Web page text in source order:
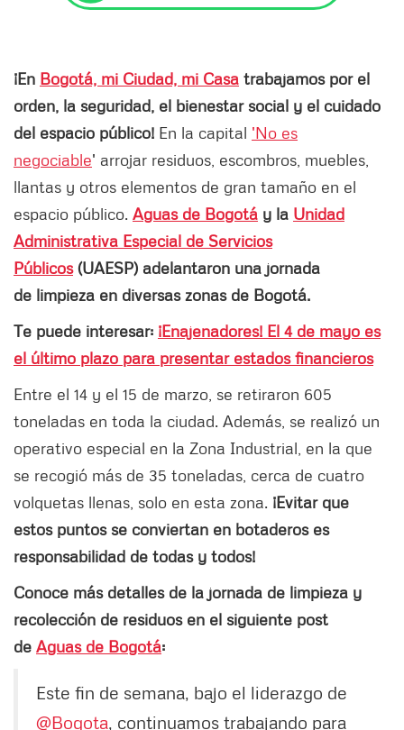
¡En Bogotá, mi Ciudad, mi Casa trabajamos por el
orden, la seguridad, el bienestar social y el cuidado
del espacio público! En la capital 'No es
negociable' arrojar residuos, escombros, muebles,
llantas y otros elementos de gran tamaño en el
espacio público. Aguas de Bogotá y la Unidad
Administrativa Especial de Servicios
Públicos(UAESP) adelantaron una jornada
de limpieza en diversas zonas de Bogotá.
Te puede interesar: ¡Enajenadores! El 4 de mayo es
el último plazo para presentar estados financieros
Entre el 14 y el 15 de marzo, se retiraron 605
toneladas en toda la ciudad. Además, se realizó un
operativo especial en la Zona Industrial, en la que
se recogió más de 35 toneladas, cerca de cuatro
volquetas llenas, solo en esta zona. ¡Evitar que
estos puntos se conviertan en botaderos es
responsabilidad de todas y todos!
Conoce más detalles de la jornada de limpieza y
recolección de residuos en el siguiente post
de Aguas de Bogotá:
Este fin de semana, bajo el liderazgo de
@Bogota, continuamos trabajando para